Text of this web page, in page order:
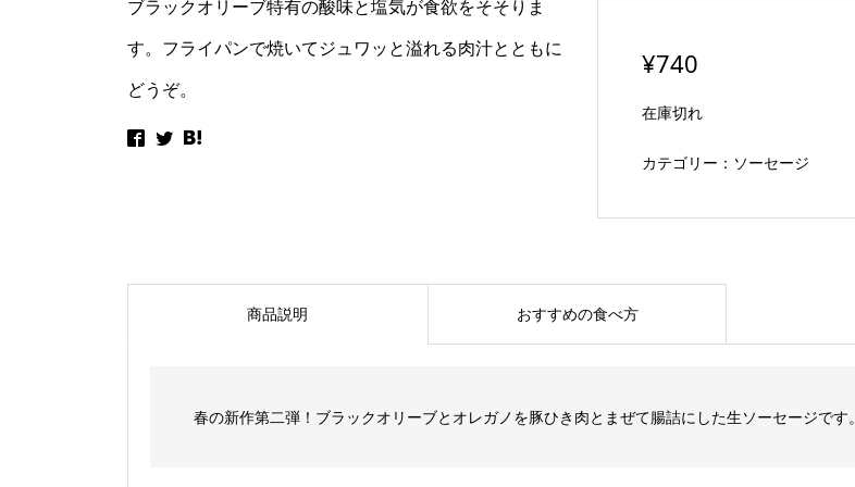
ブラックオリーブ特有の酸味と塩気が食欲をそそりま
す。フライパンで焼いてジュワッと溢れる肉汁とともに
どうぞ。
¥740
在庫切れ
カテゴリー： ソーセージ
商品説明 おすすめの食べ方
春の新作第二弾！ブラックオリーブとオレガノを豚ひき肉とまぜて腸詰にした生ソーセージです。